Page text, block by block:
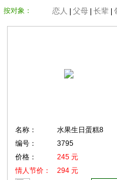
按对象： 恋人 父母 长辈
名称：
水果生日蛋糕8
编号：
3795
价格：
245 元
情人节价：
294 元